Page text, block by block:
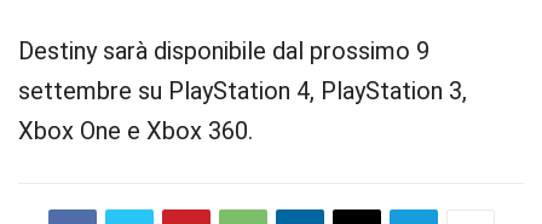
Destiny sarà disponibile dal prossimo 9
settembre su PlayStation 4, PlayStation 3,
Xbox One e Xbox 360.